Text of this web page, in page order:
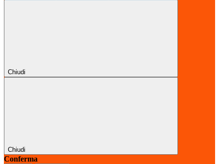
Chiudi
Chiudi
Conferma